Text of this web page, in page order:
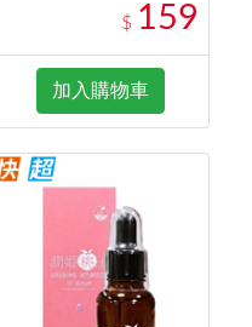
$ 159
加入購物車